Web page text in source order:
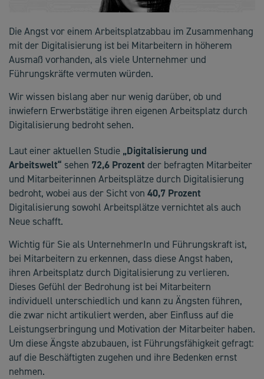
Die Angst vor einem Arbeitsplatzabbau im Zusammenhang
mit der Digitalisierung ist bei Mitarbeitern in höherem
Ausmaß vorhanden, als viele Unternehmer und
Führungskräfte vermuten würden.
Wir wissen bislang aber nur wenig darüber, ob und
inwiefern Erwerbstätige ihren eigenen Arbeitsplatz durch
Digitalisierung bedroht sehen.
Laut einer aktuellen Studie „Digitalisierung und
Arbeitswelt“ sehen 72,6 Prozent der befragten Mitarbeiter
und Mitarbeiterinnen Arbeitsplätze durch Digitalisierung
bedroht, wobei aus der Sicht von 40,7 Prozent
Digitalisierung sowohl Arbeitsplätze vernichtet als auch
Neue schafft.
Wichtig für Sie als UnternehmerIn und Führungskraft ist,
bei Mitarbeitern zu erkennen, dass diese Angst haben,
ihren Arbeitsplatz durch Digitalisierung zu verlieren.
Dieses Gefühl der Bedrohung ist bei Mitarbeitern
individuell unterschiedlich und kann zu Ängsten führen,
die zwar nicht artikuliert werden, aber Einfluss auf die
Leistungserbringung und Motivation der Mitarbeiter haben.
Um diese Ängste abzubauen, ist Führungsfähigkeit gefragt:
auf die Beschäftigten zugehen und ihre Bedenken ernst
nehmen.